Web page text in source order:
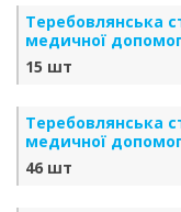
Теребовлянська
медичної
15 шт
Теребовлянська
медичної
46 шт